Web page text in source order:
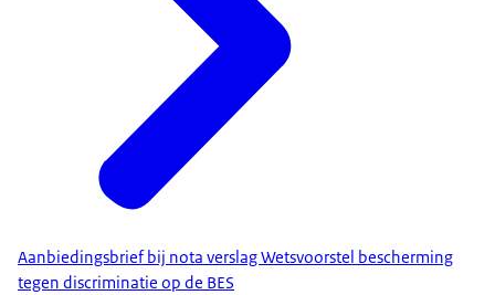
Aanbiedingsbrief bij nota verslag Wetsvoorstel bescherming
tegen discriminatie op de BES